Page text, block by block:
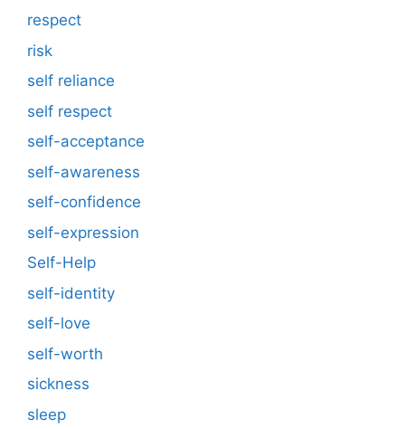
respect
risk
self reliance
self respect
self-acceptance
self-awareness
self-confidence
self-expression
Self-Help
self-identity
self-love
self-worth
sickness
sleep